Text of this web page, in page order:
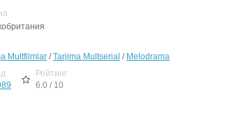
Multfilmlar /Tarjima Multserial / Melodrama
Рейтинг
6.0 / 10